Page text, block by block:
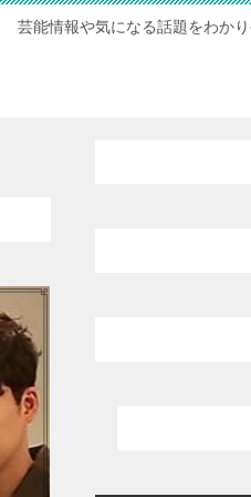
芸能情報や気になる話題をわか